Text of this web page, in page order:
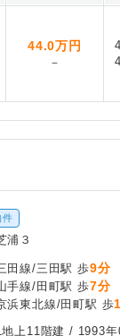
44.0万円
－
件
浦３
田線/三田駅 歩9分
手線/田町駅 歩7分
浜東北線/田町駅 歩
上11階建 / 1993年